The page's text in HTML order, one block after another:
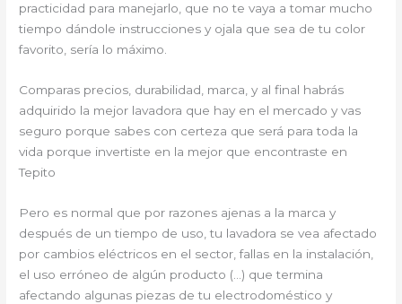
practicidad para manejarlo, que no te vaya a tomar mucho
tiempo dándole instrucciones y ojala que sea de tu color
favorito, sería lo máximo.
Comparas precios, durabilidad, marca, y al final habrás
adquirido la mejor lavadora que hay en el mercado y vas
seguro porque sabes con certeza que será para toda la
vida porque invertiste en la mejor que encontraste en
Tepito
Pero es normal que por razones ajenas a la marca y
después de un tiempo de uso, tu lavadora se vea afectado
por cambios eléctricos en el sector, fallas en la instalación,
el uso erróneo de algún producto (…) que termina
afectando algunas piezas de tu electrodoméstico y